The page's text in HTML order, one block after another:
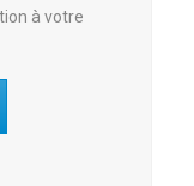
à votre